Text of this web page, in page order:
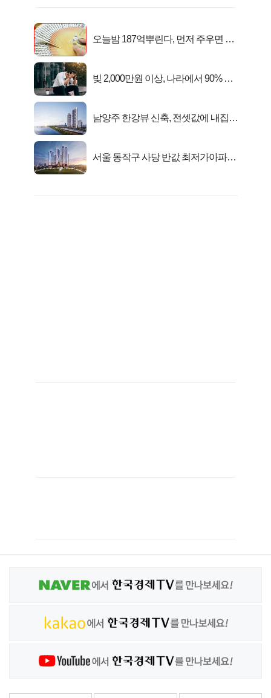
오늘밤 187억뿌린다, 먼저 주우면 최
빚 2,000만원 이상, 나라에서 90% 갚
남양주 한강뷰 신축, 전셋값에 내집마
서울 동작구 사당 반값 최저가아파트